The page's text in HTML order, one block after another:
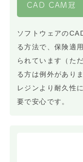
CAD CAM冠
ソフトウェアの
る方法で、保険適
られています（た
る方は例外があり
レジンより耐久性
要で安心です。